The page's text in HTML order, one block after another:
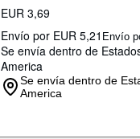
EUR 3,69
Envío por EUR 5,21 Envío
Se envía dentro de
America
Se envía dentro de
America